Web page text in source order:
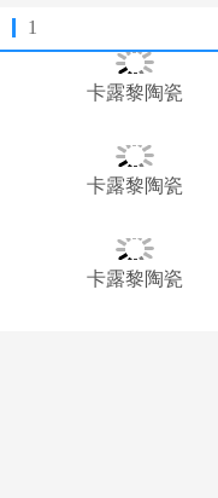
1
卡露黎陶瓷
卡露黎陶瓷
卡露黎陶瓷